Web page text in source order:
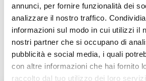
annunci, per fornire funzionalità dei
analizzare il nostro traffico.
informazioni sul modo in cui utilizzi il
nostri partner che si occupano di
pubblicità e social media, i quali
con altre informazioni che hai fornito
raccolto dal tuo utilizzo dei loro
Documentation
Accessoires